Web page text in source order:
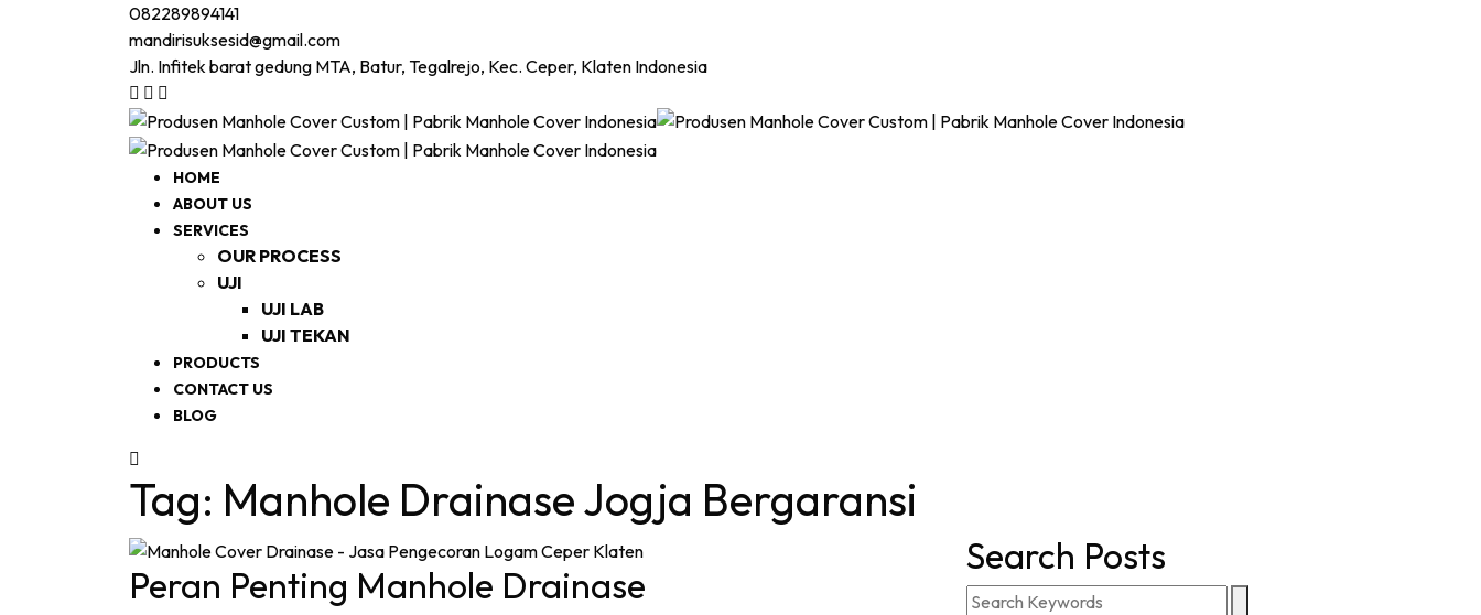
082289894141
mandirisuksesid@gmail.com
Jln. Infitek barat gedung MTA, Batur, Tegalrejo, Kec. Ceper, Klaten Indonesia
HOME
ABOUT US
SERVICES
OUR PROCESS
UJI
UJI LAB
UJI TEKAN
PRODUCTS
CONTACT US
BLOG
Tag: Manhole Drainase Jogja Bergaransi
Peran Penting Manhole Drainase
Search Posts